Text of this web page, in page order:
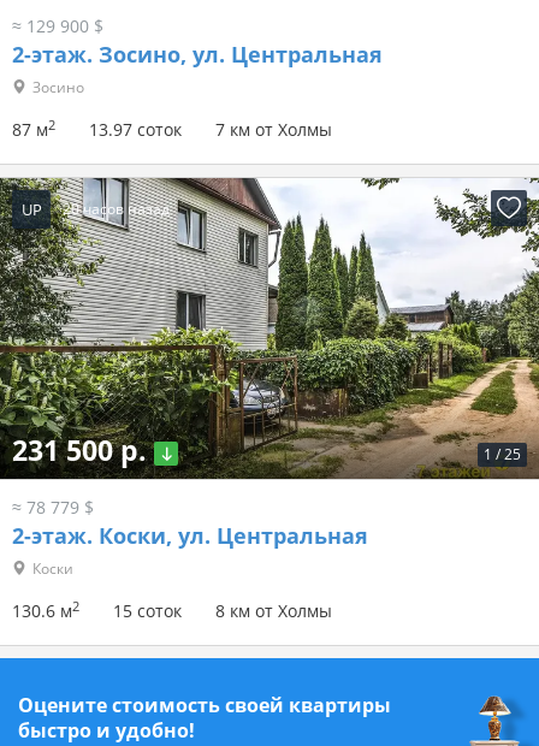
≈ 129 900 $
2-этаж. Зосино, ул. Центральная
Зосино
87 м2 13.97 соток 7 км от Холмы
UP 20 часов назад
1 /25
231 500 р.
≈ 78 779 $
2-этаж. Коски, ул. Центральная
Коски
130.6 м2 15 соток 8 км от Холмы
Оцените стоимость своей квартиры
быстро и удобно!